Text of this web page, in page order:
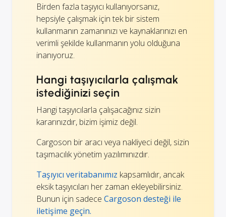
Birden fazla taşıyıcı kullanıyorsanız,
hepsiyle çalışmak için tek bir sistem
kullanmanın zamanınızı ve kaynaklarınızı en
verimli şekilde kullanmanın yolu olduğuna
inanıyoruz.
Hangi taşıyıcılarla çalışmak
istediğinizi seçin
Hangi taşıyıcılarla çalışacağınız sizin
kararınızdır, bizim işimiz değil.
Cargoson bir aracı veya nakliyeci değil, sizin
taşımacılık yönetim yazılımınızdır.
Taşıyıcı veritabanımız kapsamlıdır, ancak
eksik taşıyıcıları her zaman ekleyebilirsiniz.
Bunun için sadece Cargoson desteği ile
iletişime geçin.